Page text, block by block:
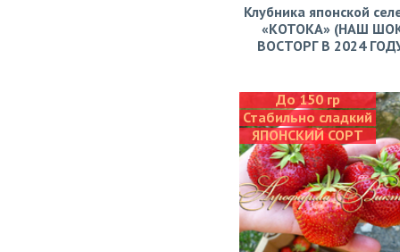
Клубника японской
«КОТОКА» (НАШ
ВОСТОРГ В 2024
До 150 гр
Стабильно сладкий
ЯПОНСКИЙ СОРТ